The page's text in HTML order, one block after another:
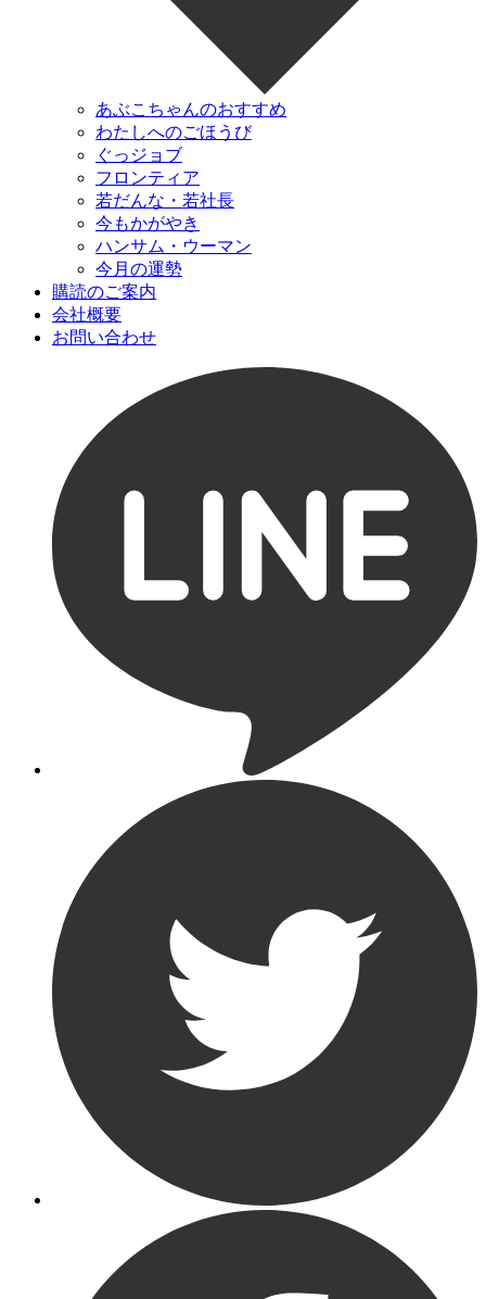
あぶこちゃんのおすすめ
わたしへのごほうび
ぐっジョブ
フロンティア
若だんな・若社長
今もかがやき
ハンサム・ウーマン
今月の運勢
購読のご案内
会社概要
お問い合わせ